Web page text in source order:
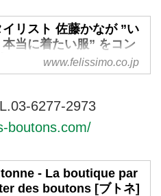
イリスト 佐藤かなが ”い
本当に着たい服” をコン
トに服をつくりました。
［アヴェクモワ］
ならavecmoi［アヴェクモ
スタイリスト 佐藤かなが
服をつくりました。
www.felissimo.co.jp
6277-2973
boutons.com/
- La boutique par
des boutons [ブトネ]